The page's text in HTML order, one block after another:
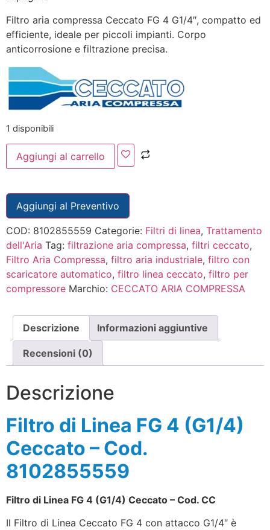
Filtro aria compressa Ceccato FG 4 G1/4″, compatto ed
efficiente, ideale per piccoli impianti. Corpo
anticorrosione e filtrazione precisa.
1 disponibili
Aggiungi al carrello
Aggiungi al Preventivo
COD: 8102855559 Categorie: Filtri di linea, Trattamento
dell'Aria Tag: filtrazione aria compressa, filtri ceccato,
Filtro Aria Compressa, filtro aria industriale, filtro con
scaricatore automatico, filtro linea ceccato, filtro per
compressore Marchio: CECCATO ARIA COMPRESSA
Descrizione Informazioni aggiuntive
Recensioni (0)
Descrizione
Filtro di Linea FG 4 (G1/4)
Ceccato – Cod.
8102855559
Filtro di Linea FG 4 (G1/4) Ceccato – Cod. CC
Il Filtro di Linea Ceccato FG 4 con attacco G1/4″ è